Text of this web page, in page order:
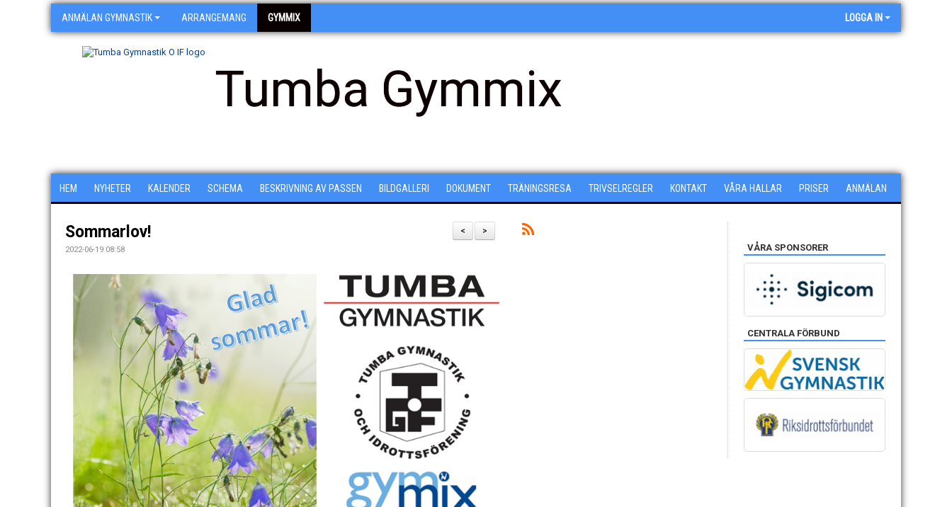
ANMÄLAN GYMNASTIK ARRANGEMANG GYMMIX LOGGA IN
Tumba Gymmix
HEM NYHETER KALENDER SCHEMA BESKRIVNING AV PASSEN BILDGALLERI DOKUMENT TRÄNINGSRESA TRIVSELREGLER KONTAKT VÅRA HALLAR PRISER ANMÄLAN
>
<
Sommarlov!
2022-06-19 08:58 VÅRA SPONSORER
CENTRALA FÖRBUND